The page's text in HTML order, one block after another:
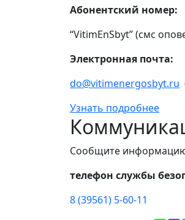
Абонентский номер:
“VitimEnSbyt” (смс
Электронная почта:
do@vitimenergosbyt.ru
Узнать подробнее
Сообщите информацию
телефон службы
8 (39561) 5-60-11